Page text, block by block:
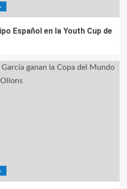
Español en la Youth Cup de